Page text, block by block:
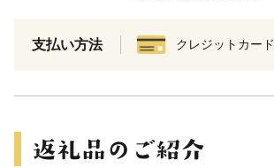
支払い方法 クレジットカード